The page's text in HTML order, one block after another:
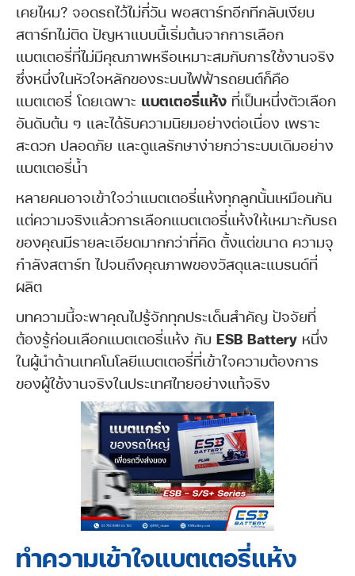
เคยไหม? จอดรถไว้ไม่กี่วัน พอสตาร์ทอีกทีกลับเงียบ
สตาร์ทไม่ติด ปัญหาแบบนี้เริ่มต้นจากการเลือก
แบตเตอรี่ที่ไม่มีคุณภาพหรือเหมาะสมกับการใช้งานจริง
ซึ่งหนึ่งในหัวใจหลักของระบบไฟฟ้ารถยนต์ก็คือ
แบตเตอรี่ โดยเฉพาะ แบตเตอรี่แห้ง ที่เป็นหนึ่งตัวเลือก
อันดับต้น ๆ และได้รับความนิยมอย่างต่อเนื่อง เพราะ
สะดวก ปลอดภัย และดูแลรักษาง่ายกว่าระบบเดิมอย่าง
แบตเตอรี่น้ำ
หลายคนอาจเข้าใจว่าแบตเตอรี่แห้งทุกลูกนั้นเหมือนกัน
แต่ความจริงแล้วการเลือกแบตเตอรี่แห้งให้เหมาะกับรถ
ของคุณมีรายละเอียดมากกว่าที่คิด ตั้งแต่ขนาด ความจุ
กำลังสตาร์ท ไปจนถึงคุณภาพของวัสดุและแบรนด์ที่
ผลิต
บทความนี้จะพาคุณไปรู้จักทุกประเด็นสำคัญ ปัจจัยที่
ต้องรู้ก่อนเลือกแบตเตอรี่แห้ง กับ ESB Battery หนึ่ง
ในผู้นำด้านเทคโนโลยีแบตเตอรี่ที่เข้าใจความต้องการ
ของผู้ใช้งานจริงในประเทศไทยอย่างแท้จริง
ทำความเข้าใจแบตเตอรี่แห้ง